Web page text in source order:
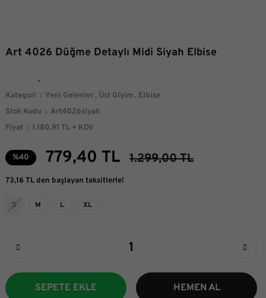
Art 4026 Düğme Detaylı Midi Siyah Elbise
Kategori Yeni Gelenler , Üst Giyim , Elbise
Stok Kodu
Art4026siyah
Fiyat
1.180,91 TL + KDV
%40 779,40 TL 1.299,00 TL
73,16 TL den başlayan taksitlerle!
S M L XL
SEPETE EKLE HEMEN AL